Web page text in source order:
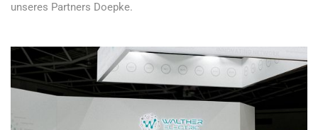
unseres Partners Doepke.